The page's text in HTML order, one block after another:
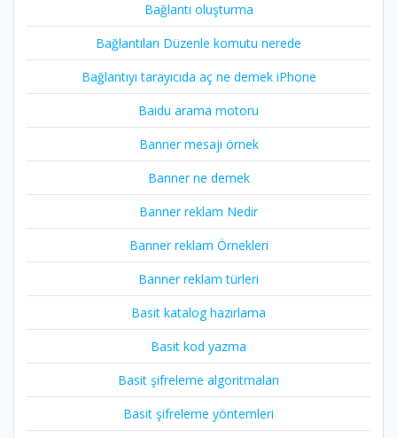
Bağlantı oluşturma
Bağlantıları Düzenle komutu nerede
Bağlantıyı tarayıcıda aç ne demek iPhone
Baidu arama motoru
Banner mesajı örnek
Banner ne demek
Banner reklam Nedir
Banner reklam Örnekleri
Banner reklam türleri
Basit katalog hazırlama
Basit kod yazma
Basit şifreleme algoritmaları
Basit şifreleme yöntemleri